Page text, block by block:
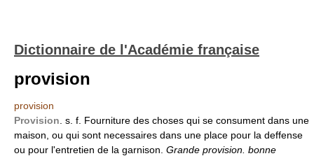
Dictionnaire de l'Académie française
provision
provision
Provision . s. f. Fourniture des choses qui se consument dans une
maison, ou qui sont necessaires dans une place pour la deffense
ou pour l'entretien de la garnison. Grande provision. bonne